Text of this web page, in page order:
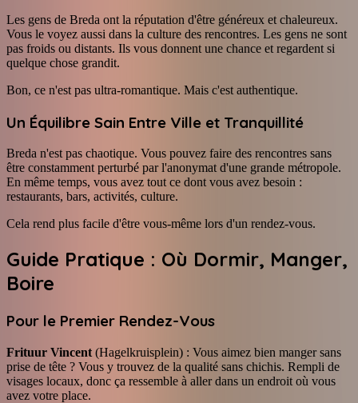
Les gens de Breda ont la réputation d'être généreux et chaleureux.
Vous le voyez aussi dans la culture des rencontres. Les gens ne sont
pas froids ou distants. Ils vous donnent une chance et regardent si
quelque chose grandit.
Bon, ce n'est pas ultra-romantique. Mais c'est authentique.
Un Équilibre Sain Entre Ville et Tranquillité
Breda n'est pas chaotique. Vous pouvez faire des rencontres sans
être constamment perturbé par l'anonymat d'une grande métropole.
En même temps, vous avez tout ce dont vous avez besoin :
restaurants, bars, activités, culture.
Cela rend plus facile d'être vous-même lors d'un rendez-vous.
Guide Pratique : Où Dormir, Manger,
Boire
Pour le Premier Rendez-Vous
Frituur Vincent (Hagelkruisplein) : Vous aimez bien manger sans
prise de tête ? Vous y trouvez de la qualité sans chichis. Rempli de
visages locaux, donc ça ressemble à aller dans un endroit où vous
avez votre place.